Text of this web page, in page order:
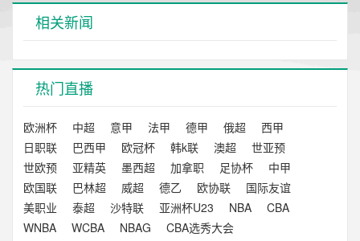
相关新闻
热门直播
欧洲杯 中超 意甲 法甲 德甲 俄超
西甲
日职联
巴西甲 欧冠杯 韩k联 澳超
世亚预
世欧预
亚精英 墨西超 加拿职 足协杯
中甲
欧国联
巴林超 威超 德乙 欧协联
国际友谊
美职业
泰超 沙特联 亚洲杯U23 NBA
CBA
WNBA
WCBA NBAG CBA选秀大会